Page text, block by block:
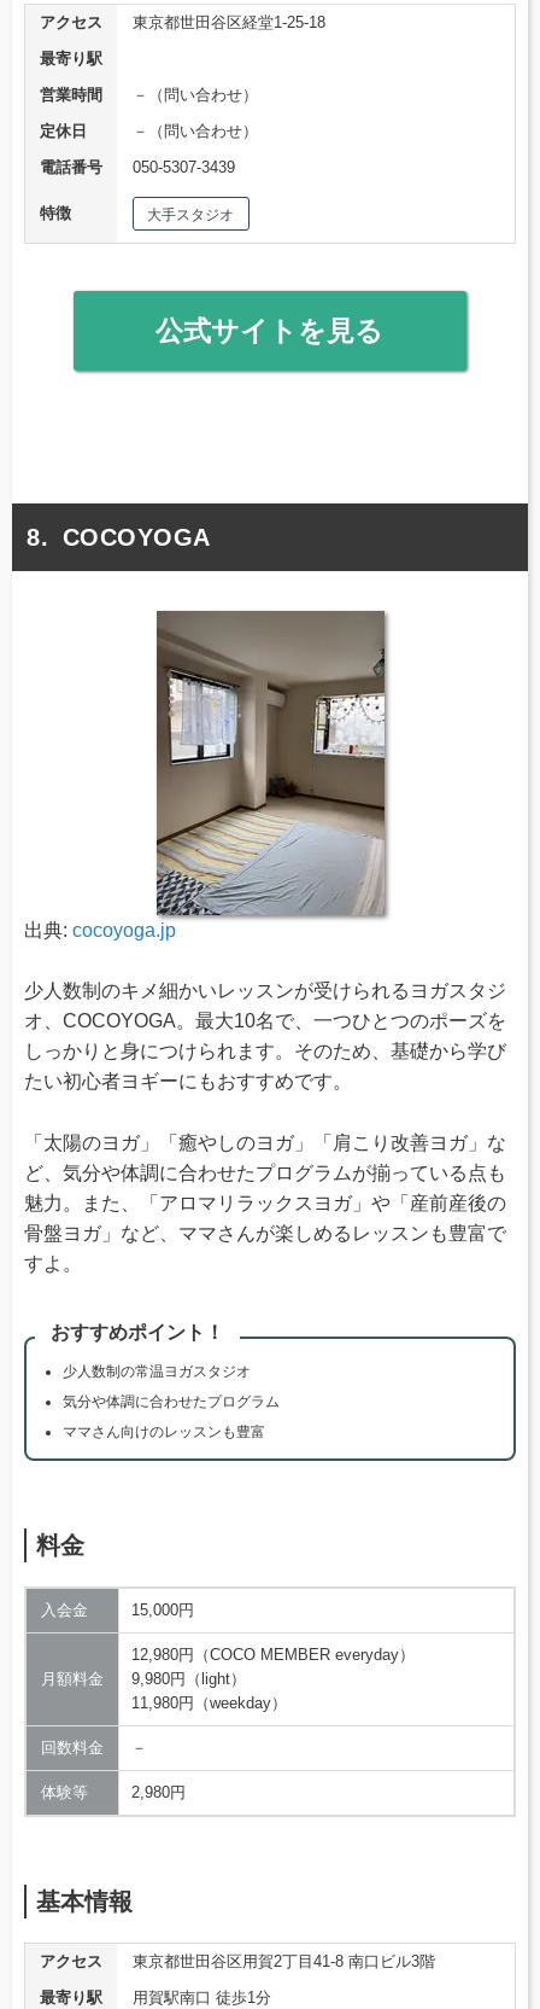
アクセス
東京都世田谷区経堂1-25-18
最寄り駅
営業時間
－（問い合わせ）
定休日
－（問い合わせ）
電話番号
050-5307-3439
特徴 大手スタジオ
公式サイトを見る
COCOYOGA
出典: cocoyoga.jp
少人数制のキメ細かいレッスンが受けられるヨガスタジ
オ、COCOYOGA。最大10名で、一つひとつのポーズを
しっかりと身につけられます。そのため、基礎から学び
たい初心者ヨギーにもおすすめです。
「太陽のヨガ」「癒やしのヨガ」「肩こり改善ヨガ」な
ど、気分や体調に合わせたプログラムが揃っている点も
魅力。また、「アロマリラックスヨガ」や「産前産後の
骨盤ヨガ」など、ママさんが楽しめるレッスンも豊富で
すよ。
おすすめポイント！
少人数制の常温ヨガスタジオ
気分や体調に合わせたプログラム
ママさん向けのレッスンも豊富
料金
入会金 15,000円
月額料金
12,980円（COCO MEMBER everyday）
9,980円（light）
11,980円（weekday）
回数料金 －
体験等 2,980円
基本情報
アクセス
東京都世田谷区用賀2丁目41-8 南口ビル3階
最寄り駅
用賀駅南口 徒歩1分